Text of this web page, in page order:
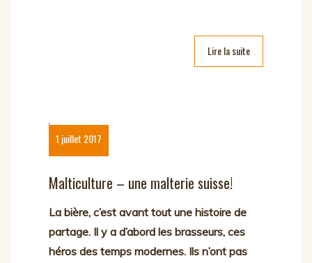
Lire la suite
1 juillet 2017
Malticulture – une malterie suisse!
La bière, c’est avant tout une histoire de
partage. Il y a d’abord les brasseurs, ces
héros des temps modernes. Ils n’ont pas